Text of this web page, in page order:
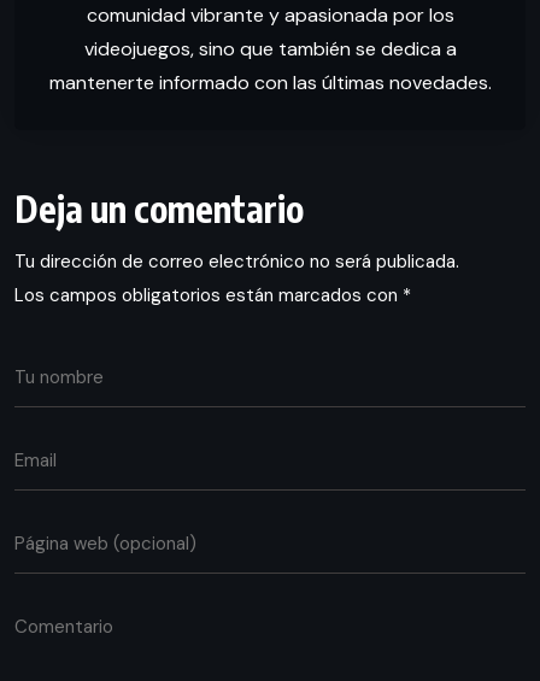
comunidad vibrante y apasionada por los
videojuegos, sino que también se dedica a
mantenerte informado con las últimas novedades.
Deja un comentario
Tu dirección de correo electrónico no será publicada.
Los campos obligatorios están marcados con *